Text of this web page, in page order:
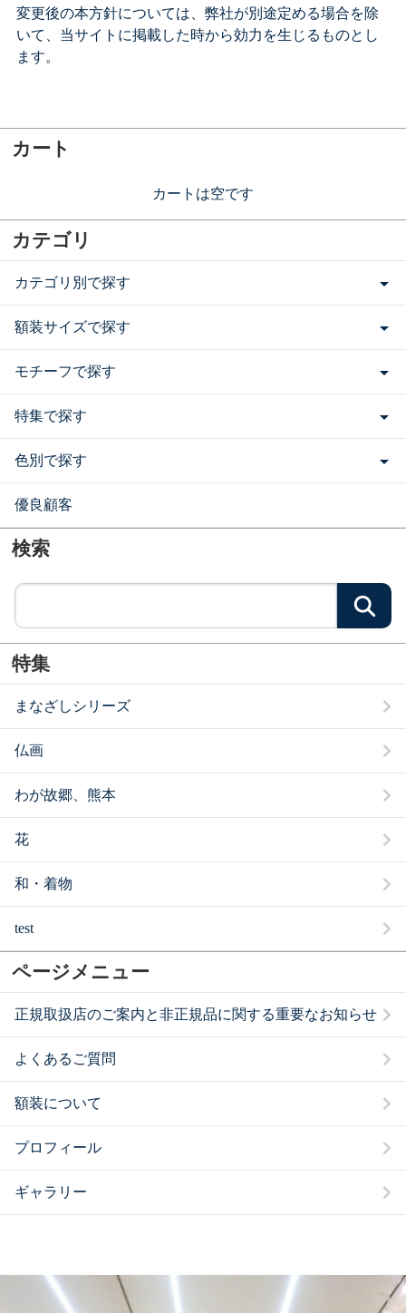
変更後の本方針については、弊社が別途定める場合を除
いて、当サイトに掲載した時から効力を生じるものとし
ます。
カート
カートは空です
カテゴリ
カテゴリ別で探す
額装サイズで探す
モチーフで探す
特集で探す
色別で探す
優良顧客
検索
特集
まなざしシリーズ
仏画
わが故郷、熊本
花
和・着物
test
ページメニュー
正規取扱店のご案内と非正規品に関する重要なお知らせ
よくあるご質問
額装について
プロフィール
ギャラリー